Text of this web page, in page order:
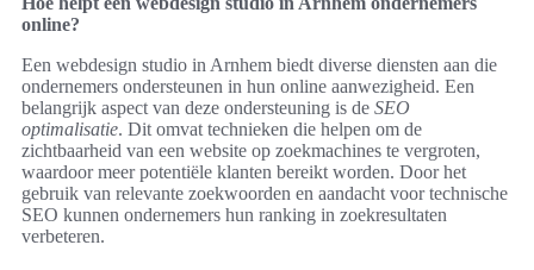
online?
Een webdesign studio in Arnhem biedt diverse diensten aan die
ondernemers ondersteunen in hun online aanwezigheid. Een
belangrijk aspect van deze ondersteuning is de SEO
optimalisatie. Dit omvat technieken die helpen om de
zichtbaarheid van een website op zoekmachines te vergroten,
waardoor meer potentiële klanten bereikt worden. Door het
gebruik van relevante zoekwoorden en aandacht voor technische
SEO kunnen ondernemers hun ranking in zoekresultaten
verbeteren.